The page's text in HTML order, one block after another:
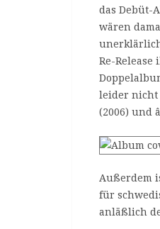
das Debüt-
wären
Re-
leider nicht
(2006) und
Außerdem
für
anläßlich